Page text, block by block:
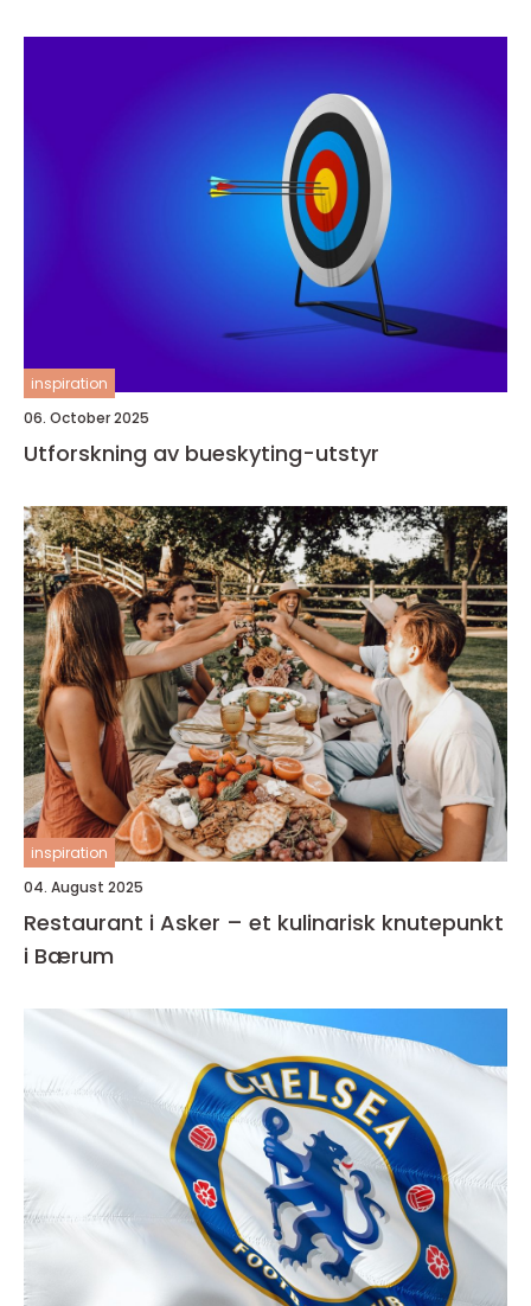
inspiration
06. October 2025
Utforskning av bueskyting-utstyr
inspiration
04. August 2025
Restaurant i Asker – et kulinarisk knutepunkt
i Bærum